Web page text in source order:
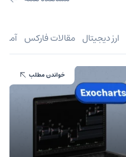
ارز دیجیتال مقالات فارکس
خواندن مطلب